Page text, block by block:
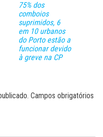
75% dos
comboios
suprimidos, 6
em 10 urbanos
do Porto estão a
funcionar devido
à greve na CP
Campos obrigatórios